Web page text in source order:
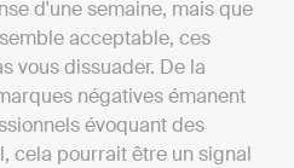
d'une semaine, mais que
acceptable, ces
vous dissuader. De la
négatives émanent
évoquant des
cela pourrait être un signal